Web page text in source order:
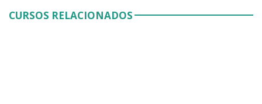
CURSOS RELACIONADOS